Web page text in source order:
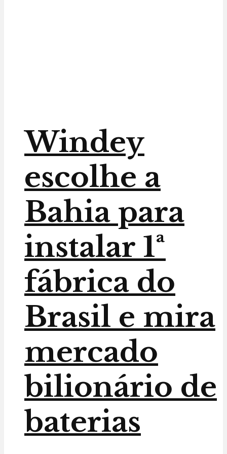
Windey
escolhe a
Bahia para
instalar 1ª
fábrica do
Brasil e mira
mercado
bilionário de
baterias